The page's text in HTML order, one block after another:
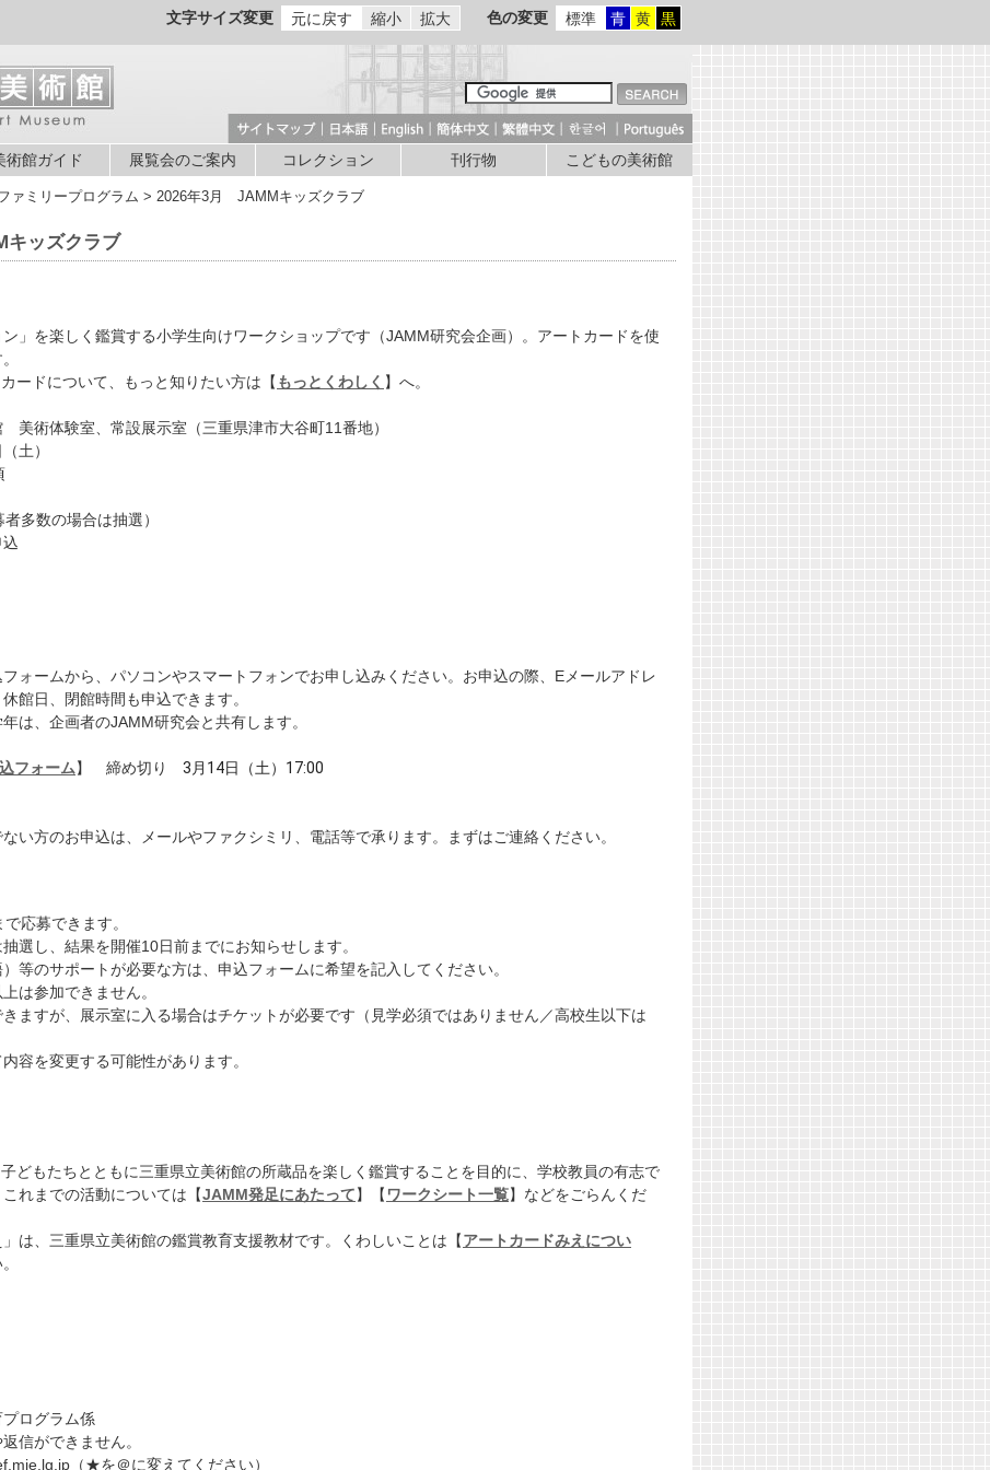
文字サイズ変更 元に戻す 縮小 拡大 色の変更 標準 青 黄 黒
術館ガイド 展覧会のご案内 コレクション 刊行物 こどもの美術館
ァミリープログラム > 2026年3月 JAMMキッズクラブ
ッズクラブ
ン」を楽しく鑑賞する小学生向けワークショップです（JAMM研究会企画）。アートカードを使
ードについて、もっと知りたい方は【 もっとくわしく 】へ。
美術体験室、常設展示室（三重県津市大谷町11番地）
土）
多数の場合は抽選）
ォームから、パソコンやスマートフォンでお申し込みください。お申込の際、Eメールアドレ
館日、閉館時間も申込できます。
は、企画者のJAMM研究会と共有します。
フォーム】 締め切り 3月14日（土）17:00
い方のお申込は、メールやファクシミリ、電話等で承ります。まずはご連絡ください。
応募できます。
選し、結果を開催10日前までにお知らせします。
）等のサポートが必要な方は、申込フォームに希望を記入してください。
は参加できません。
きますが、展示室に入る場合はチケットが必要です（見学必須ではありません／高校生以下は
容を変更する可能性があります。
どもたちとともに三重県立美術館の所蔵品を楽しく鑑賞することを目的に、学校教員の有志で
れまでの活動については【JAMM発足にあたって】【 ワークシート一覧】などをごらんくだ
」は、三重県立美術館の鑑賞教育支援教材です。くわしいことは【アートカードみえについ
ログラム係
信ができません。
（★を＠に変えてください）